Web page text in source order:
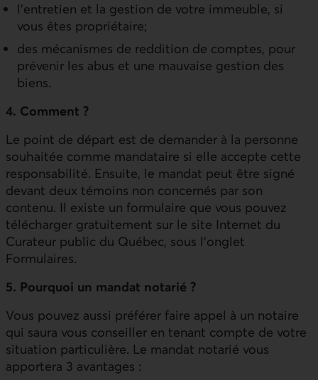
l’entretien et la gestion de votre immeuble, si
vous êtes propriétaire;
des mécanismes de reddition de comptes, pour
prévenir les abus et une mauvaise gestion des
biens.
4. Comment ?
Le point de départ est de demander à la personne
souhaitée comme mandataire si elle accepte cette
responsabilité. Ensuite, le mandat peut être signé
devant deux témoins non concernés par son
contenu. Il existe un formulaire que vous pouvez
télécharger gratuitement sur le site Internet du
Curateur public du Québec, sous l’onglet
Formulaires.
5. Pourquoi un mandat notarié ?
Vous pouvez aussi préférer faire appel à un notaire
qui saura vous conseiller en tenant compte de votre
situation particulière. Le mandat notarié vous
apportera 3 avantages :